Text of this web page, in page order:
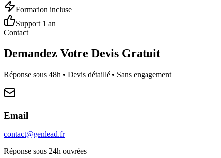
Formation incluse
Support 1 an
Contact
Demandez Votre Devis Gratuit
Réponse sous 48h • Devis détaillé • Sans engagement
Email
contact@genlead.fr
Réponse sous 24h ouvrées